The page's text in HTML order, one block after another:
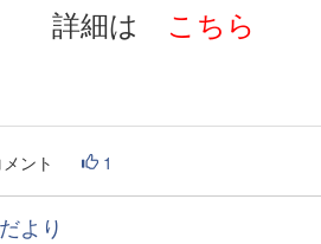
詳細は こちら
ント 1
より